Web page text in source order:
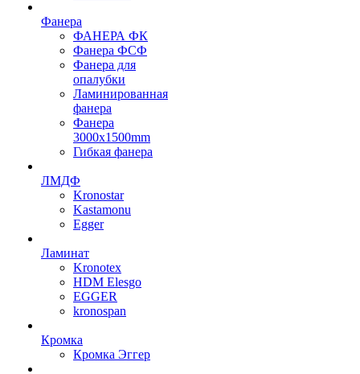
Фанера
ФАНЕРА ФК
Фанера ФСФ
Фанера для
опалубки
Ламинированная
фанера
Фанера
3000х1500mm
Гибкая фанера
ЛМДФ
Kronostar
Kastamonu
Egger
Ламинат
Kronotex
HDM Elesgo
EGGER
kronospan
Кромка
Кромка Эггер